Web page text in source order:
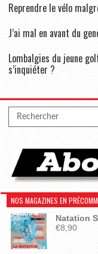
Reprendre le vélo
J’ai mal en avant du
Lombalgies du jeune
s’inquiéter ?
NOS MAGAZINES EN
Natation
€8,90